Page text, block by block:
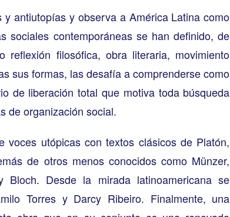
antiutopías y observa a América Latina como
sociales contemporáneas se han definido, de
filosófica, obra literaria, movimiento
sus formas, las desafía a comprenderse como
de liberación total que motiva toda búsqueda
de organización social.
utópicas con textos clásicos de Platón,
de otros menos conocidos como Münzer,
Bloch. Desde la mirada latinoamericana se
Torres y Darcy Ribeiro. Finalmente, una